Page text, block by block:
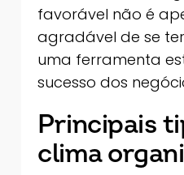
favorável não é
agradável de se
uma ferramenta
sucesso dos
Principais
clima